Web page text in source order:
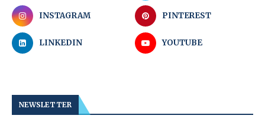
INSTAGRAM PINTEREST
LINKEDIN YOUTUBE
NEWSLETTER